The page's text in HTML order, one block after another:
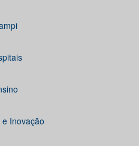
Inovação